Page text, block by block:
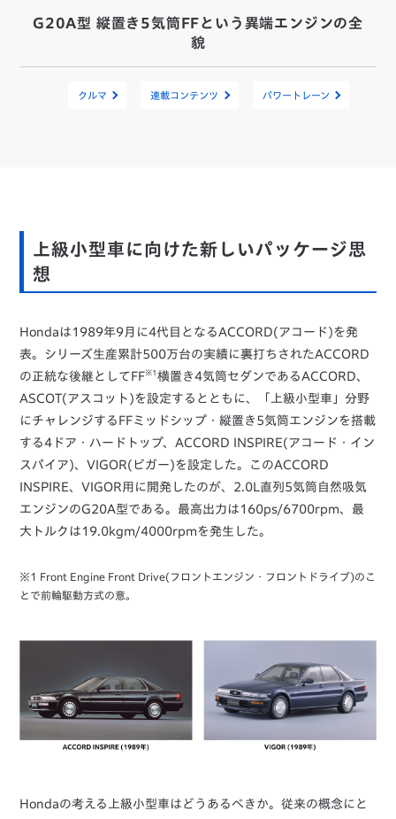
G20A型 縦置き5気筒FFという異端エンジンの全
貌
クルマ 連載コンテンツ パワートレーン
上級小型車に向けた新しいパッケージ思
想
Hondaは1989年9月に4代目となるACCORD(アコード)を発
表。シリーズ生産累計500万台の実績に裏打ちされたACCORD
の正統な後継としてFF※1横置き4気筒セダンであるACCORD、
ASCOT(アスコット)を設定するとともに、「上級小型車」分野
にチャレンジするFFミッドシップ・縦置き5気筒エンジンを搭載
する4ドア・ハードトップ、ACCORD INSPIRE(アコード・イン
スパイア)、VIGOR(ビガー)を設定した。このACCORD
INSPIRE、VIGOR用に開発したのが、2.0L直列5気筒自然吸気
エンジンのG20A型である。最高出力は160ps/6700rpm、最
大トルクは19.0kgm/4000rpmを発生した。
※1 Front Engine Front Drive(フロントエンジン・フロントドライブ)のこ
とで前輪駆動方式の意。
Hondaの考える上級小型車はどうあるべきか。従来の概念にと